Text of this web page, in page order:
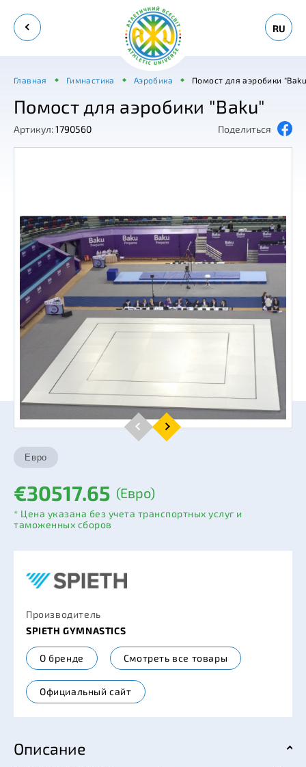
RU
Главная Гимнастика Аэробика Помост для аэробики
Артикул:1790560 Поделиться
Помост для аэробики "Baku"
€30517.65 (Евро)
* Цена указана без учета транспортных услуг и
таможенных сборов
Производитель
SPIETH GYMNASTICS
О бренде Смотреть все товары
Официальный сайт
Описание